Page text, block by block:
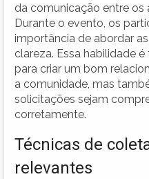
da comunicação entre os
Durante o evento, os
importância de abordar
clareza. Essa habilidade
para criar um bom
a comunidade, mas
solicitações sejam
corretamente.
Técnicas de
relevantes